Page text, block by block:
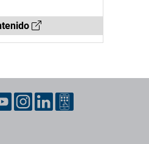
de contacto, redes sociales y datos